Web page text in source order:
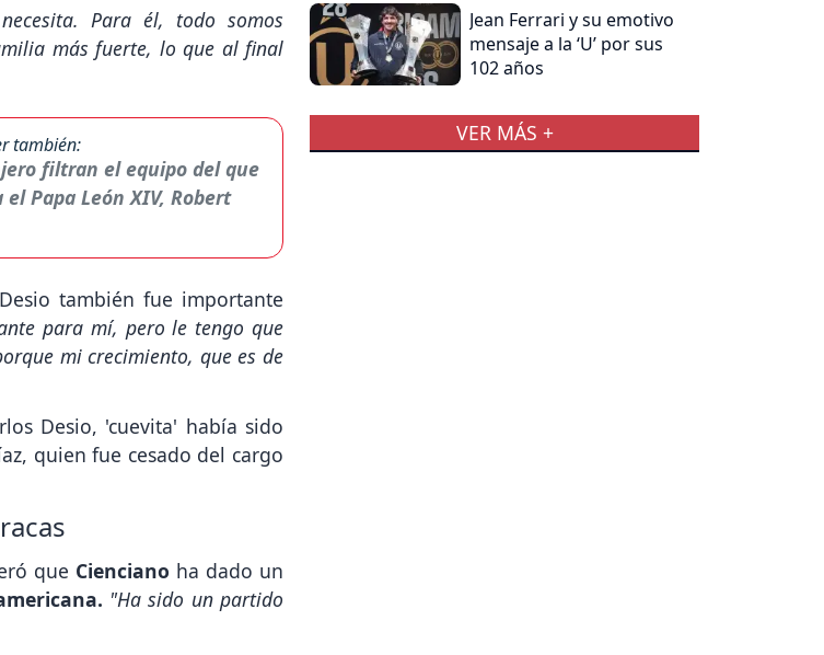
Para él, todo somos
más fuerte, lo que al final
también:
filtran el equipo del que
Papa León XIV, Robert
también fue importante
para mí, pero le tengo que
mi crecimiento, que es de
Desio, 'cuevita' había sido
quien fue cesado del cargo
que Cienciano ha dado un
"Ha sido un partido
Jean Ferrari y su emotivo
mensaje a la ‘U’ por sus
102 años
VER MÁS +